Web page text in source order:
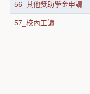
56_其他獎助學金申請
57_校內工讀